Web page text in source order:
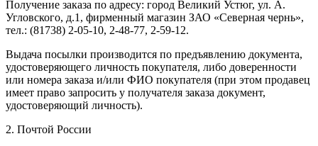
Получение заказа по адресу: город Великий Устюг, ул. А.
Угловского, д.1, фирменный магазин ЗАО «Северная чернь»,
тел.: (81738) 2-05-10, 2-48-77, 2-59-12.
Выдача посылки производится по предъявлению документа,
удостоверяющего личность покупателя, либо доверенности
или номера заказа и/или ФИО покупателя (при этом продавец
имеет право запросить у получателя заказа документ,
удостоверяющий личность).
2. Почтой России